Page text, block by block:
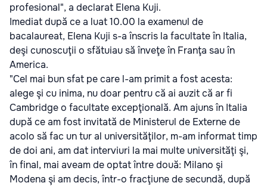
profesional", a declarat Elena Kuji.
Imediat după ce a luat 10.00 la examenul de
bacalaureat, Elena Kuji s-a înscris la facultate în Italia,
deşi cunoscuţii o sfătuiau să înveţe în Franţa sau în
America.
"Cel mai bun sfat pe care l-am primit a fost acesta:
alege şi cu inima, nu doar pentru că ai auzit că ar fi
Cambridge o facultate excepţională. Am ajuns în Italia
după ce am fost invitată de Ministerul de Externe de
acolo să fac un tur al universităţilor, m-am informat timp
de doi ani, am dat interviuri la mai multe universităţi şi,
în final, mai aveam de optat între două: Milano şi
Modena şi am decis, într-o fracţiune de secundă, după